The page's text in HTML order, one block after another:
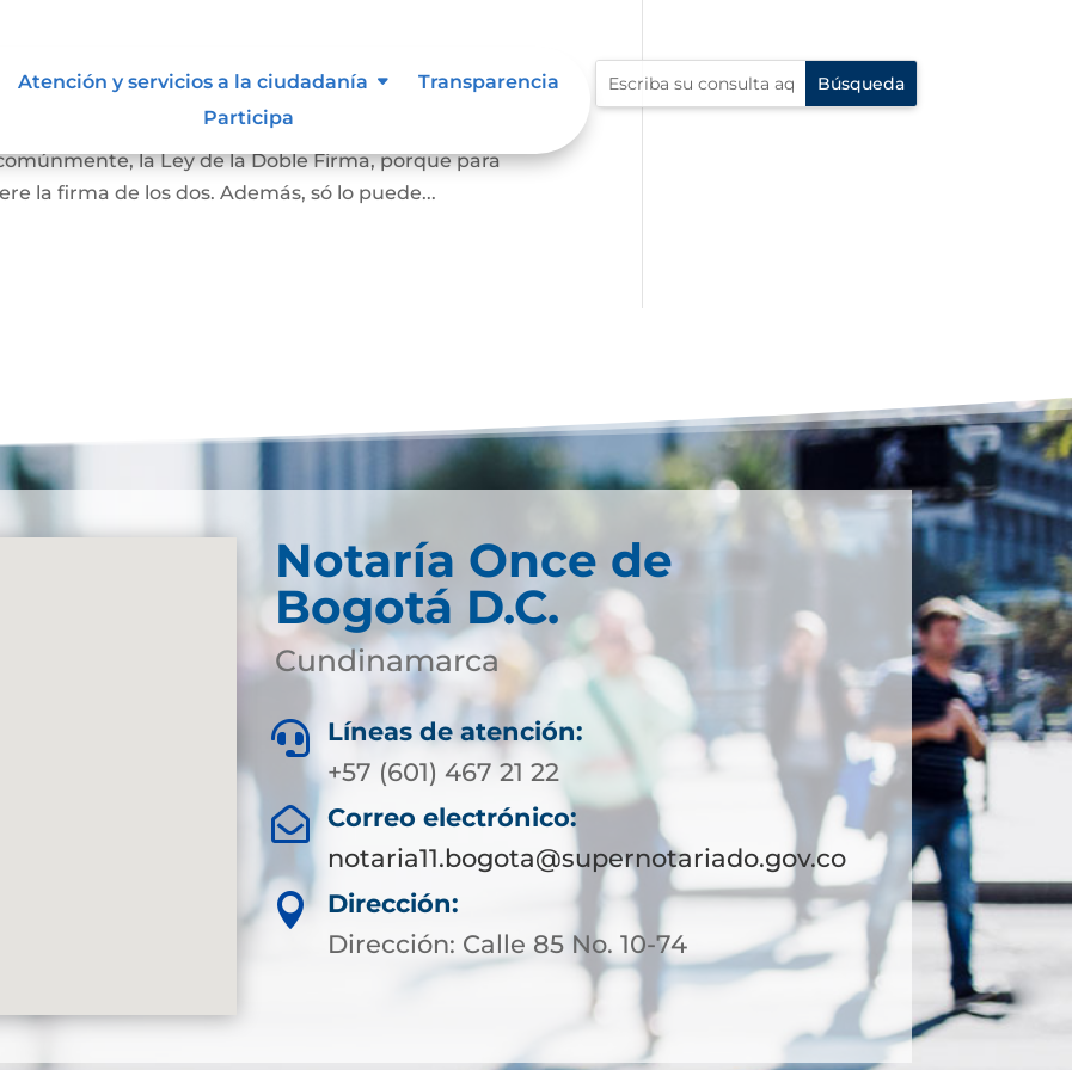
Atención y servicios a la ciudadanía
Transparencia
Participa
vivienda que habita la pareja casada o en unión marital
la Ley de la Doble Firma, porque para
la firma de los dos. Además, só lo puede...
Notaría Once de
Bogotá D.C.
Cundinamarca

Líneas de atención:
+57 (601) 467 21 22

Correo electrónico:
notaria11.bogota@supernotariado.gov.co

Dirección:
Dirección: Calle 85 No. 10-74